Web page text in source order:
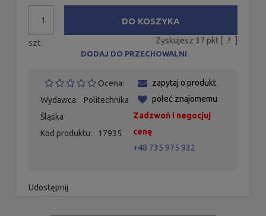
szt.
DO KOSZYKA
Zyskujesz 37 pkt [ ? ]
DODAJ DO PRZECHOWALNI
Ocena:
Wydawca:
Politechnika
Śląska
Kod produktu:
17935
zapytaj o produkt
poleć znajomemu
Zadzwoń i negocjuj
cenę
+48 735 975 932
Udostępnij